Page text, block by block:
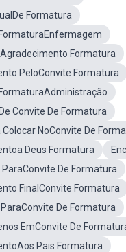
Formatura
Agradecimento Formatura
PeloConvite Formatura
Convite De Formatura
Colocar NoConvite De
Deus Formatura
De Formatura
FinalConvite Formatura
De Formatura
EmConvite De
Pais Formatura